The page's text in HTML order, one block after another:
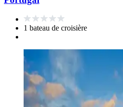
1 bateau de croisière